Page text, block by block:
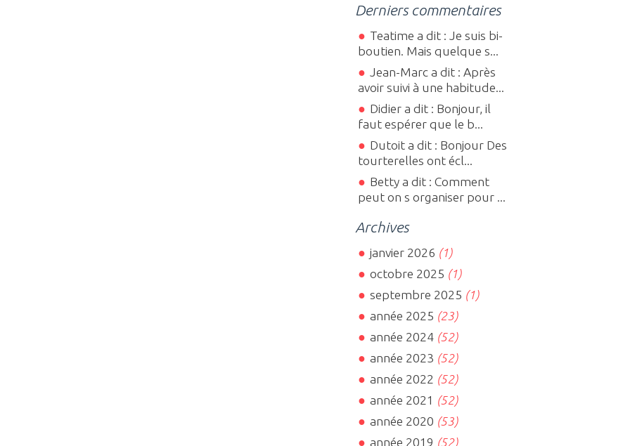
Derniers commentaires
Teatime a dit : Je suis bi-
boutien. Mais quelque s...
Jean-Marc a dit : Après
avoir suivi à une habitude...
Didier a dit : Bonjour, il
faut espérer que le b...
Dutoit a dit : Bonjour Des
tourterelles ont écl...
Betty a dit : Comment
peut on s organiser pour ...
Archives
janvier 2026 (1)
octobre 2025 (1)
septembre 2025 (1)
année 2025 (23)
année 2024(52)
année 2023 (52)
année 2022 (52)
année 2021 (52)
année 2020 (53)
année 2019 (52)